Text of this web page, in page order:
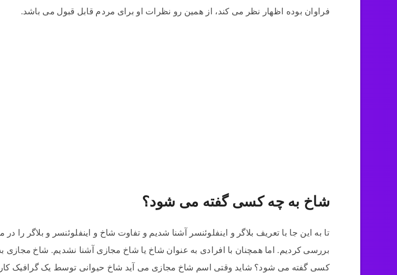
فراوان بوده اظهار نظر می کند، از همین رو نظرات او برای مردم قابل قبول می باشد.
شاخ به چه کسی گفته می شود؟
تا به این جا با تعریف بلاگر و اینفلوئنسر آشنا شدیم و تفاوت شاخ و اینفلوئنسر و بلاگر را در
بررسی کردیم. اما همچنان با افرادی به عنوان شاخ یا شاخ مجازی آشنا نشدیم. شاخ مجازی
کسی گفته می شود؟ شاید وقتی اسم شاخ مجازی می آید شاخ حیوانی توسط یک گرافیک